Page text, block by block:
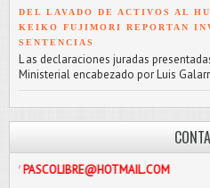
DEL LAVADO DE ACTIVOS AL
KEIKO FUJIMORI REPORTAN
SENTENCIAS
L as declaraciones juradas
Ministerial encabezado por Luis